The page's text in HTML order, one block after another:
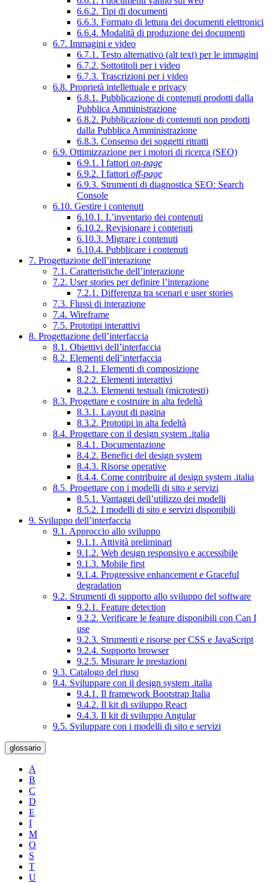
6.6.2. Tipi di documenti
6.6.3. Formato di lettura dei documenti elettronici
6.6.4. Modalità di produzione dei documenti
6.7. Immagini e video
6.7.1. Testo alternativo (alt text) per le immagini
6.7.2. Sottotitoli per i video
6.7.3. Trascrizioni per i video
6.8. Proprietà intellettuale e privacy
6.8.1. Pubblicazione di contenuti prodotti dalla
Pubblica Amministrazione
6.8.2. Pubblicazione di contenuti non prodotti
dalla Pubblica Amministrazione
6.8.3. Consenso dei soggetti ritratti
6.9. Ottimizzazione per i motori di ricerca (SEO)
6.9.1. I fattori on-page
6.9.2. I fattori off-page
6.9.3. Strumenti di diagnostica SEO: Search
Console
6.10. Gestire i contenuti
6.10.1. L’inventario dei contenuti
6.10.2. Revisionare i contenuti
6.10.3. Migrare i contenuti
6.10.4. Pubblicare i contenuti
7. Progettazione dell’interazione
7.1. Caratteristiche dell’interazione
7.2. User stories per definire l’interazione
7.2.1. Differenza tra scenari e user stories
7.3. Flussi di interazione
7.4. Wireframe
7.5. Prototipi interattivi
8. Progettazione dell’interfaccia
8.1. Obiettivi dell’interfaccia
8.2. Elementi dell’interfaccia
8.2.1. Elementi di composizione
8.2.2. Elementi interattivi
8.2.3. Elementi testuali (microtesti)
8.3. Progettare e costruire in alta fedeltà
8.3.1. Layout di pagina
8.3.2. Prototipi in alta fedeltà
8.4. Progettare con il design system .italia
8.4.1. Documentazione
8.4.2. Benefici del design system
8.4.3. Risorse operative
8.4.4. Come contribuire al design system .italia
8.5. Progettare con i modelli di sito e servizi
8.5.1. Vantaggi dell’utilizzo dei modelli
8.5.2. I modelli di sito e servizi disponibili
9. Sviluppo dell’interfaccia
9.1. Approccio allo sviluppo
9.1.1. Attività preliminari
9.1.2. Web design responsivo e accessibile
9.1.3. Mobile first
9.1.4. Progressive enhancement e Graceful
degradation
9.2. Strumenti di supporto allo sviluppo del software
9.2.1. Feature detection
9.2.2. Verificare le feature disponibili con Can I
use
9.2.3. Strumenti e risorse per CSS e JavaScript
9.2.4. Supporto browser
9.2.5. Misurare le prestazioni
9.3. Catalogo del riuso
9.4. Sviluppare con il design system .italia
9.4.1. Il framework Bootstrap Italia
9.4.2. Il kit di sviluppo React
9.4.3. Il kit di sviluppo Angular
9.5. Sviluppare con i modelli di sito e servizi
glossario
A
B
C
D
E
I
M
O
S
T
U